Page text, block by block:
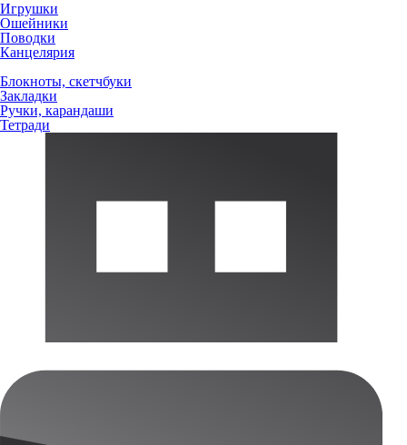
Игрушки
Ошейники
Поводки
Канцелярия
Блокноты, скетчбуки
Закладки
Ручки, карандаши
Тетради